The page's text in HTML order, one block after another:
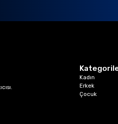
Kadın
Erkek
Çocuk